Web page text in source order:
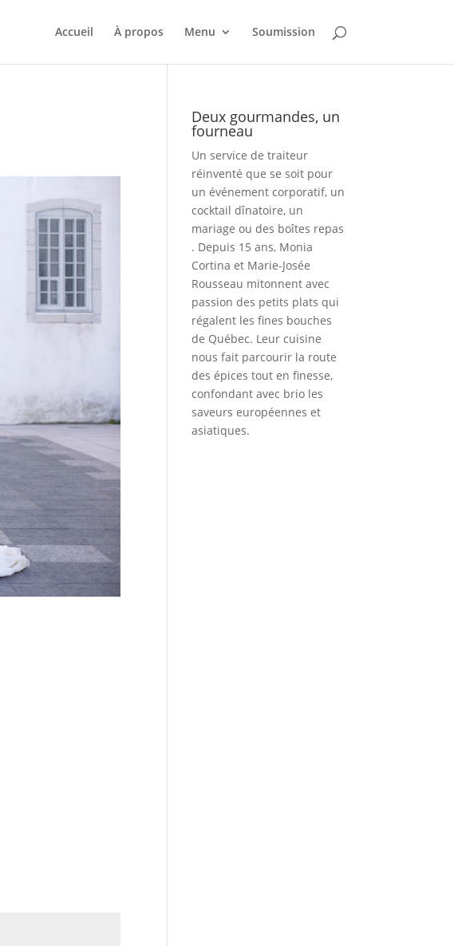
Accueil À propos Menu Soumission
Deux gourmandes, un
fourneau
Un service de traiteur
réinventé que se soit pour
un événement corporatif, un
cocktail dînatoire, un
mariage ou des boîtes repas
. Depuis 15 ans, Monia
Cortina et Marie-Josée
Rousseau mitonnent avec
passion des petits plats qui
régalent les fines bouches
de Québec. Leur cuisine
nous fait parcourir la route
des épices tout en finesse,
confondant avec brio les
saveurs européennes et
asiatiques.